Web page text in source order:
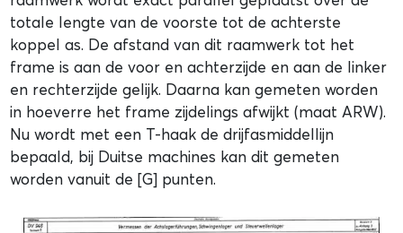
totale lengte van de voorste tot de achterste
koppel as. De afstand van dit raamwerk tot het
frame is aan de voor en achterzijde en aan de linker
en rechterzijde gelijk. Daarna kan gemeten worden
in hoeverre het frame zijdelings afwijkt (maat ARW).
Nu wordt met een T-haak de drijfasmiddellijn
bepaald, bij Duitse machines kan dit gemeten
worden vanuit de [G] punten.